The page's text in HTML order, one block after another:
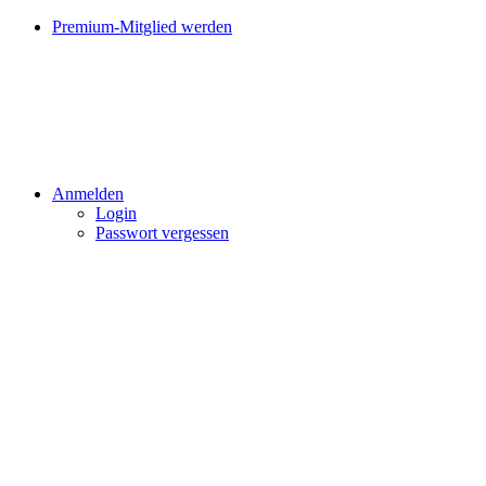
Premium-Mitglied werden
Anmelden
Login
Passwort vergessen